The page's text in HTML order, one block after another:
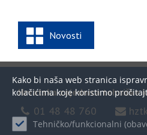
Novosti
Hrvatska zajednica tehničke
01 48 48 760
Kako bi naša web stranica
kolačićima koje koristimo
Tehničko/funkcionalni